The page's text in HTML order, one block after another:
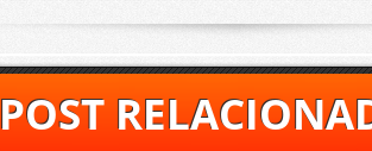
POST